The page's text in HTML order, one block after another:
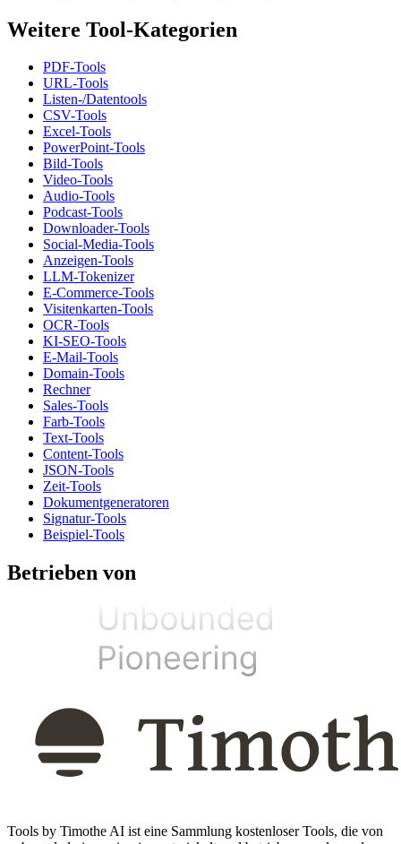
Weitere Tool-Kategorien
PDF-Tools
URL-Tools
Listen-/Datentools
CSV-Tools
Excel-Tools
PowerPoint-Tools
Bild-Tools
Video-Tools
Audio-Tools
Podcast-Tools
Downloader-Tools
Social-Media-Tools
Anzeigen-Tools
LLM-Tokenizer
E-Commerce-Tools
Visitenkarten-Tools
OCR-Tools
KI-SEO-Tools
E-Mail-Tools
Domain-Tools
Rechner
Sales-Tools
Farb-Tools
Text-Tools
Content-Tools
JSON-Tools
Zeit-Tools
Dokumentgeneratoren
Signatur-Tools
Beispiel-Tools
Betrieben von
Tools by Timothe AI ist eine Sammlung kostenloser Tools, die von